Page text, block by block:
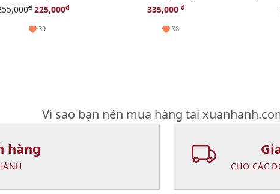
- 50ml
đ225,000đ
39
EDP, 5ml.335,000đ
38
giảm
Vì sao bạn nên mua hàng tại
hàng
CHO CÁC